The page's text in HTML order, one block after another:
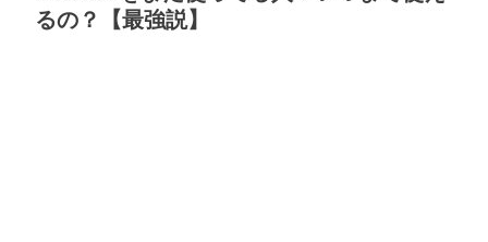
るの？【最強説】